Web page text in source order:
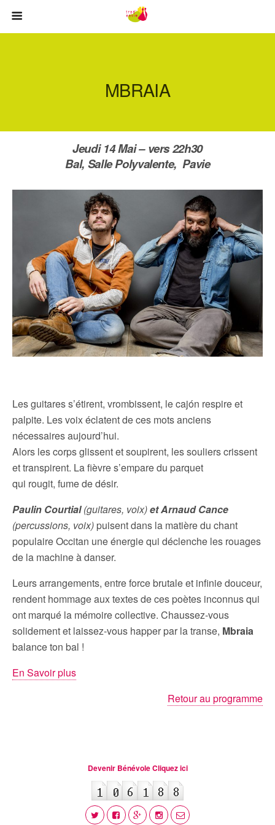
MBRAIA
Jeudi 14 Mai – vers 22h30
Bal, Salle Polyvalente, Pavie
Les guitares s’étirent, vrombissent, le cajón respire et
palpite. Les voix éclatent de ces mots anciens
nécessaires aujourd’hui.
Alors les corps glissent et soupirent, les souliers crissent
et transpirent. La fièvre s’empare du parquet
qui rougit, fume de désir.
Paulin Courtial(guitares, voix)et Arnaud Cance
(percussions, voix) puisent dans la matière du chant
populaire Occitan une énergie qui déclenche les rouages
de la machine à danser.
Leurs arrangements, entre force brutale et infinie douceur,
rendent hommage aux textes de ces poètes inconnus qui
ont marqué la mémoire collective. Chaussez-vous
solidement et laissez-vous happer par la transe, Mbraia
balance ton bal !
En Savoir plus
Retour au programme
Devenir Bénévole Cliquez ici